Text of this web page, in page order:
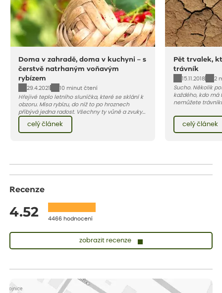
Doma v zahradě, doma v kuchyni – s
čerstvě natrhaným voňavým
rybízem
29.4.2021
10 minut čtení
Hřejivé teplo letního sluníčka, které se sklání k
obzoru. Mísa rybízu, do níž to po hroznech
přibývá jedna radost. Všechny ty vůně a zvuky
červencové zahrady. Sklizeň rybízu do kuchyně
vnese neuvěřitelný klid a radost. A taky trochu
bezstarostnosti dětství při mlsání babiččina
celý článek
Pět trvalek,
trávník
15.11.2018
2
Sucho. Několik
každého, kdo má
nemůžete
bez újmy, zkuste
trvalek, které
spolehlivě
celý článek
Recenze
4.52 4466 hodnocení
zobrazit recenze
Vše v pořádku, jsem spokojena.